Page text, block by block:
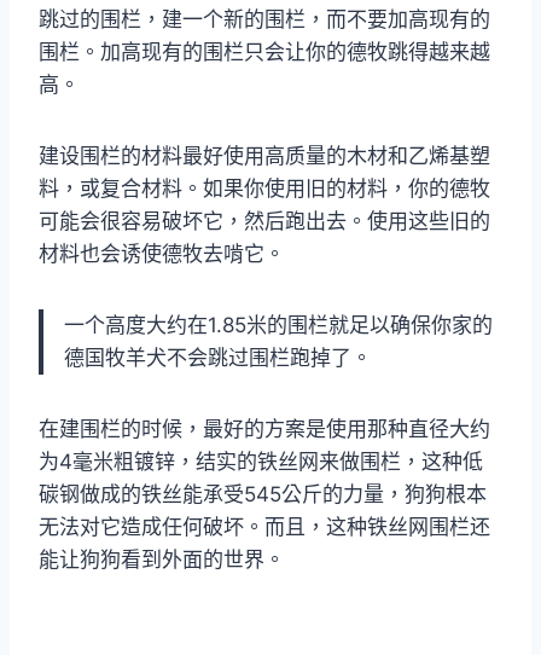
跳过的围栏，建一个新的围栏，而不要加高现有的
围栏。加高现有的围栏只会让你的德牧跳得越来越
高。
建设围栏的材料最好使用高质量的木材和乙烯基塑
料，或复合材料。如果你使用旧的材料，你的德牧
可能会很容易破坏它，然后跑出去。使用这些旧的
材料也会诱使德牧去啃它。
一个高度大约在1.85米的围栏就足以确保你家的
德国牧羊犬不会跳过围栏跑掉了。
在建围栏的时候，最好的方案是使用那种直径大约
为4毫米粗镀锌，结实的铁丝网来做围栏，这种低
碳钢做成的铁丝能承受545公斤的力量，狗狗根本
无法对它造成任何破坏。而且，这种铁丝网围栏还
能让狗狗看到外面的世界。